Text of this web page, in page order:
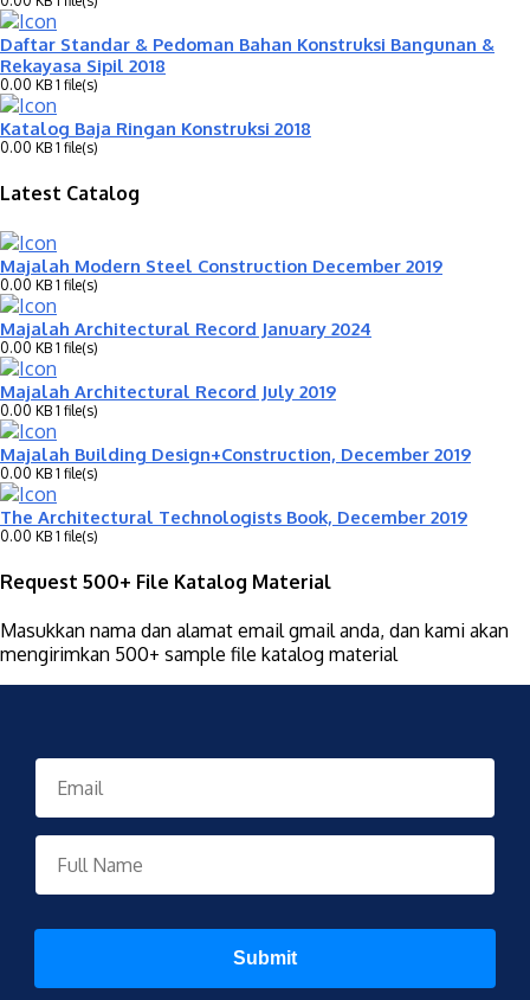
Daftar Standar & Pedoman Bahan Konstruksi Bangunan &
Rekayasa Sipil 2018
0.00 KB 1 file(s)
Katalog Baja Ringan Konstruksi 2018
0.00 KB 1 file(s)
Latest Catalog
Majalah Modern Steel Construction December 2019
0.00 KB 1 file(s)
Majalah Architectural Record January 2024
0.00 KB 1 file(s)
Majalah Architectural Record July 2019
0.00 KB 1 file(s)
Majalah Building Design+Construction, December 2019
0.00 KB 1 file(s)
The Architectural Technologists Book, December 2019
0.00 KB 1 file(s)
Request 500+ File Katalog Material
Masukkan nama dan alamat email gmail anda, dan kami akan
mengirimkan 500+ sample file katalog material
Submit